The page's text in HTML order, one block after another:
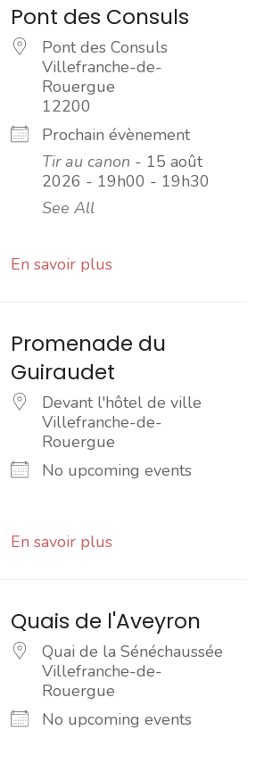
Pont des Consuls
Pont des Consuls
Villefranche-de-
Rouergue
12200
Prochain évènement
Tir au canon - 15 août
2026 - 19h00 - 19h30
See All
En savoir plus
Promenade du
Guiraudet
Devant l'hôtel de ville
Villefranche-de-
Rouergue
No upcoming events
En savoir plus
Quais de l'Aveyron
Quai de la Sénéchaussée
Villefranche-de-
Rouergue
No upcoming events